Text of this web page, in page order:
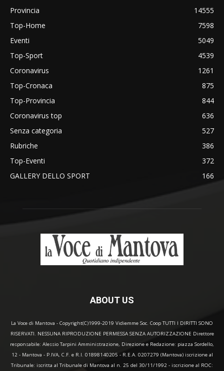
Provincia
14555
Top-Home
7598
Eventi
5049
Top-Sport
4539
Coronavirus
1261
Top-Cronaca
875
Top-Provincia
844
Coronavirus top
636
Senza categoria
527
Rubriche
386
Top-Eventi
372
GALLERY DELLO SPORT
166
ABOUT US
La Voce di Mantova - Copyright(C)1999-2019 Vidiemme Soc. Coop TUTTI I DIRITTI SONO
RISERVATI. NESSUNA RIPRODUZIONE PERMESSA SENZA AUTORIZZAZIONE Direttore
responsabile: Alessio Tarpini Amministrazione, Direzione e Redazione: piazza Sordello,
12 - Mantova - P.IVA, C.F. e R.I. 01898140205 - R.E.A. 0207279 (Mantova) iscrizione al
Tribunale: iscritta al Tribunale di Mantova al n. 25 del 30/11/1992 - iscrizione al ROC: